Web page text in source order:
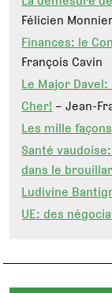
Félicien
Finances: le
François Cavin
Le Major
Cher!– Jean-
Les mille
Santé
dans le
Ludivine
UE: des